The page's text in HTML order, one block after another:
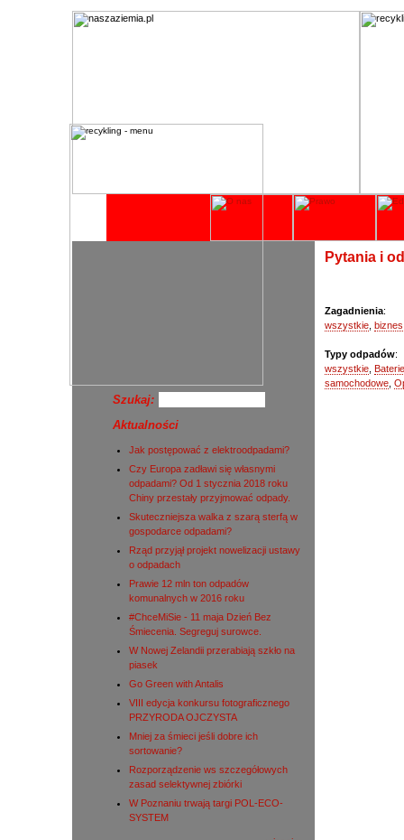
Szukaj:
Aktualności
Jak postępować z elektroodpadami?
Czy Europa zadławi się własnymi
odpadami? Od 1 stycznia 2018 roku
Chiny przestały przyjmować odpady.
Skuteczniejsza walka z szarą sterfą w
gospodarce odpadami?
Rząd przyjął projekt nowelizacji ustawy
o odpadach
Prawie 12 mln ton odpadów
komunalnych w 2016 roku
#ChceMiSie - 11 maja Dzień Bez
Śmiecenia. Segreguj surowce.
W Nowej Zelandii przerabiają szkło na
piasek
Go Green with Antalis
VIII edycja konkursu fotograficznego
PRZYRODA OJCZYSTA
Mniej za śmieci jeśli dobre ich
sortowanie?
Rozporządzenie ws szczegółowych
zasad selektywnej zbiórki
W Poznaniu trwają targi POL-ECO-
SYSTEM
Pytania i
Zagadnienia:
wszystkie
Typy odpadów:
wszystkie Baterie
samochodowe